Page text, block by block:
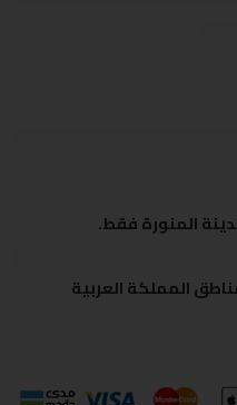
المنورة فقط.
المملكة العربية